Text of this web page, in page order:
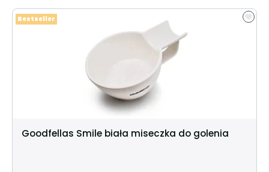
Goodfellas Smile biała miseczka do golenia
Bestseller